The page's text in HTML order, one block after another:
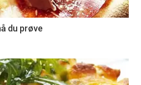
du prøve